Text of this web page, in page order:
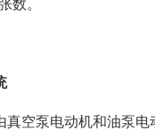
数。
真空泵电动机和油泵电